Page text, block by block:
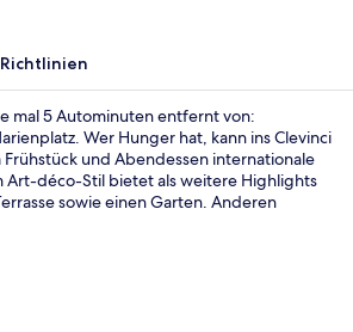
Richtlinien
mal 5 Autominuten entfernt von:
Wer Hunger hat, kann ins Clevinci
Frühstück und Abendessen internationale
Art-déco-Stil bietet als weitere Highlights
sowie einen Garten. Anderen
ist nur einen kurzen Fußmarsch
entfernt: Zur U-Bahn läuft
Hochschule München).